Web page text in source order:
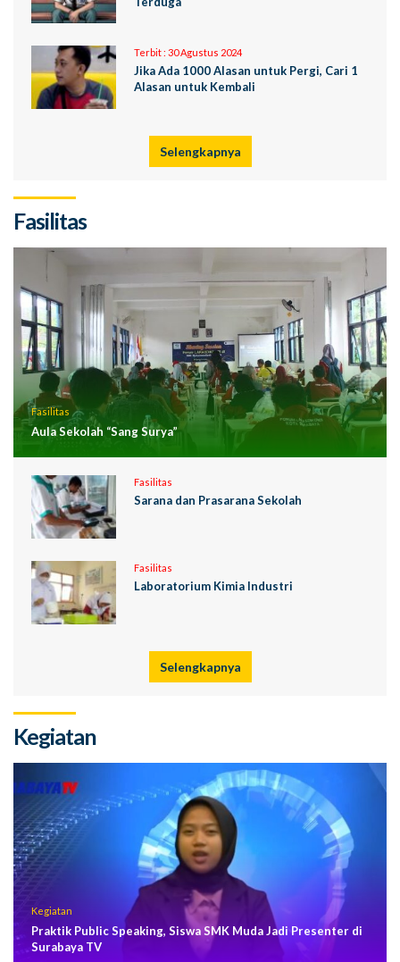
Terbit : 30 Agustus 2024
Jika Ada 1000 Alasan untuk Pergi, Cari 1
Alasan untuk Kembali
Selengkapnya
Fasilitas
Fasilitas
Aula Sekolah “Sang Surya”
Fasilitas
Sarana dan Prasarana Sekolah
Fasilitas
Laboratorium Kimia Industri
Selengkapnya
Kegiatan
Kegiatan
Praktik Public Speaking, Siswa SMK Muda Jadi Presenter di
Surabaya TV